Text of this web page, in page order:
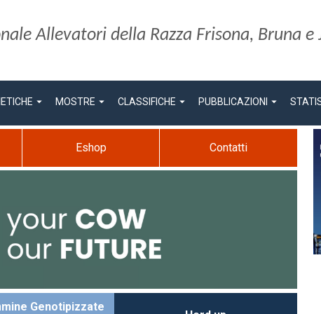
Allevatori della Razza Frisona, Bruna e
arrow_drop_down arrow_drop_down
MOSTRE arrow_drop_down
CLASSIFICHE arrow_drop_down
PUBBLICAZIONI
Eshop Contatti
Genotipizzate